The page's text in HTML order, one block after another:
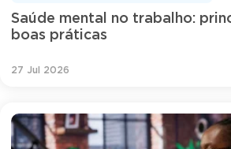
Saúde mental no trabalho:
boas práticas
27 Jul 2026